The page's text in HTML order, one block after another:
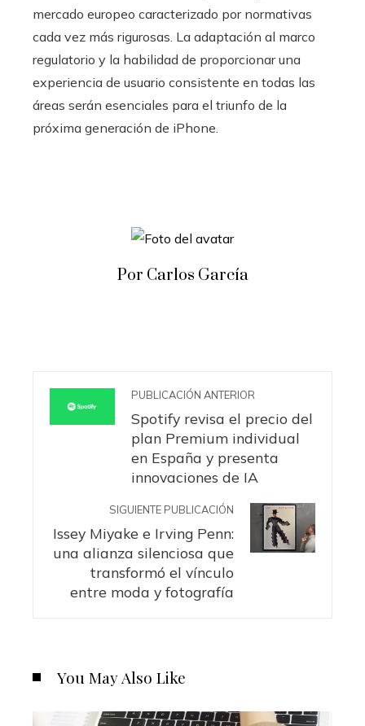
mercado europeo caracterizado por normativas
cada vez más rigurosas. La adaptación al marco
regulatorio y la habilidad de proporcionar una
experiencia de usuario consistente en todas las
áreas serán esenciales para el triunfo de la
próxima generación de iPhone.
Por Carlos García
PUBLICACIÓN ANTERIOR
Spotify revisa el precio del
plan Premium individual
en España y presenta
innovaciones de IA
SIGUIENTE PUBLICACIÓN
Issey Miyake e Irving Penn:
una alianza silenciosa que
transformó el vínculo
entre moda y fotografía
You May Also Like